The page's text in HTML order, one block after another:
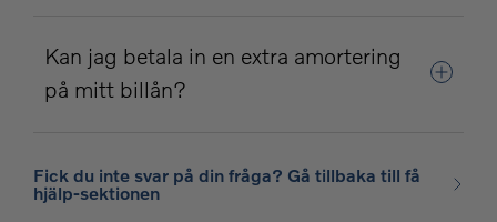
Kan jag betala in en extra amortering
på mitt billån?
Fick du inte svar på din fråga? Gå tillbaka till få
hjälp-sektionen